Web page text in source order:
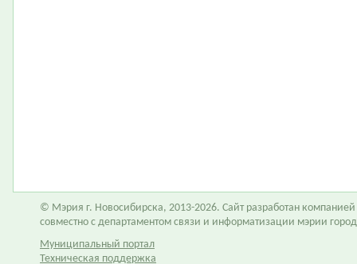
© Мэрия г. Новосибирска, 2013-2026. Сайт разработан компанией
совместно с департаментом связи и информатизации мэрии
Муниципальный портал
Техническая поддержка